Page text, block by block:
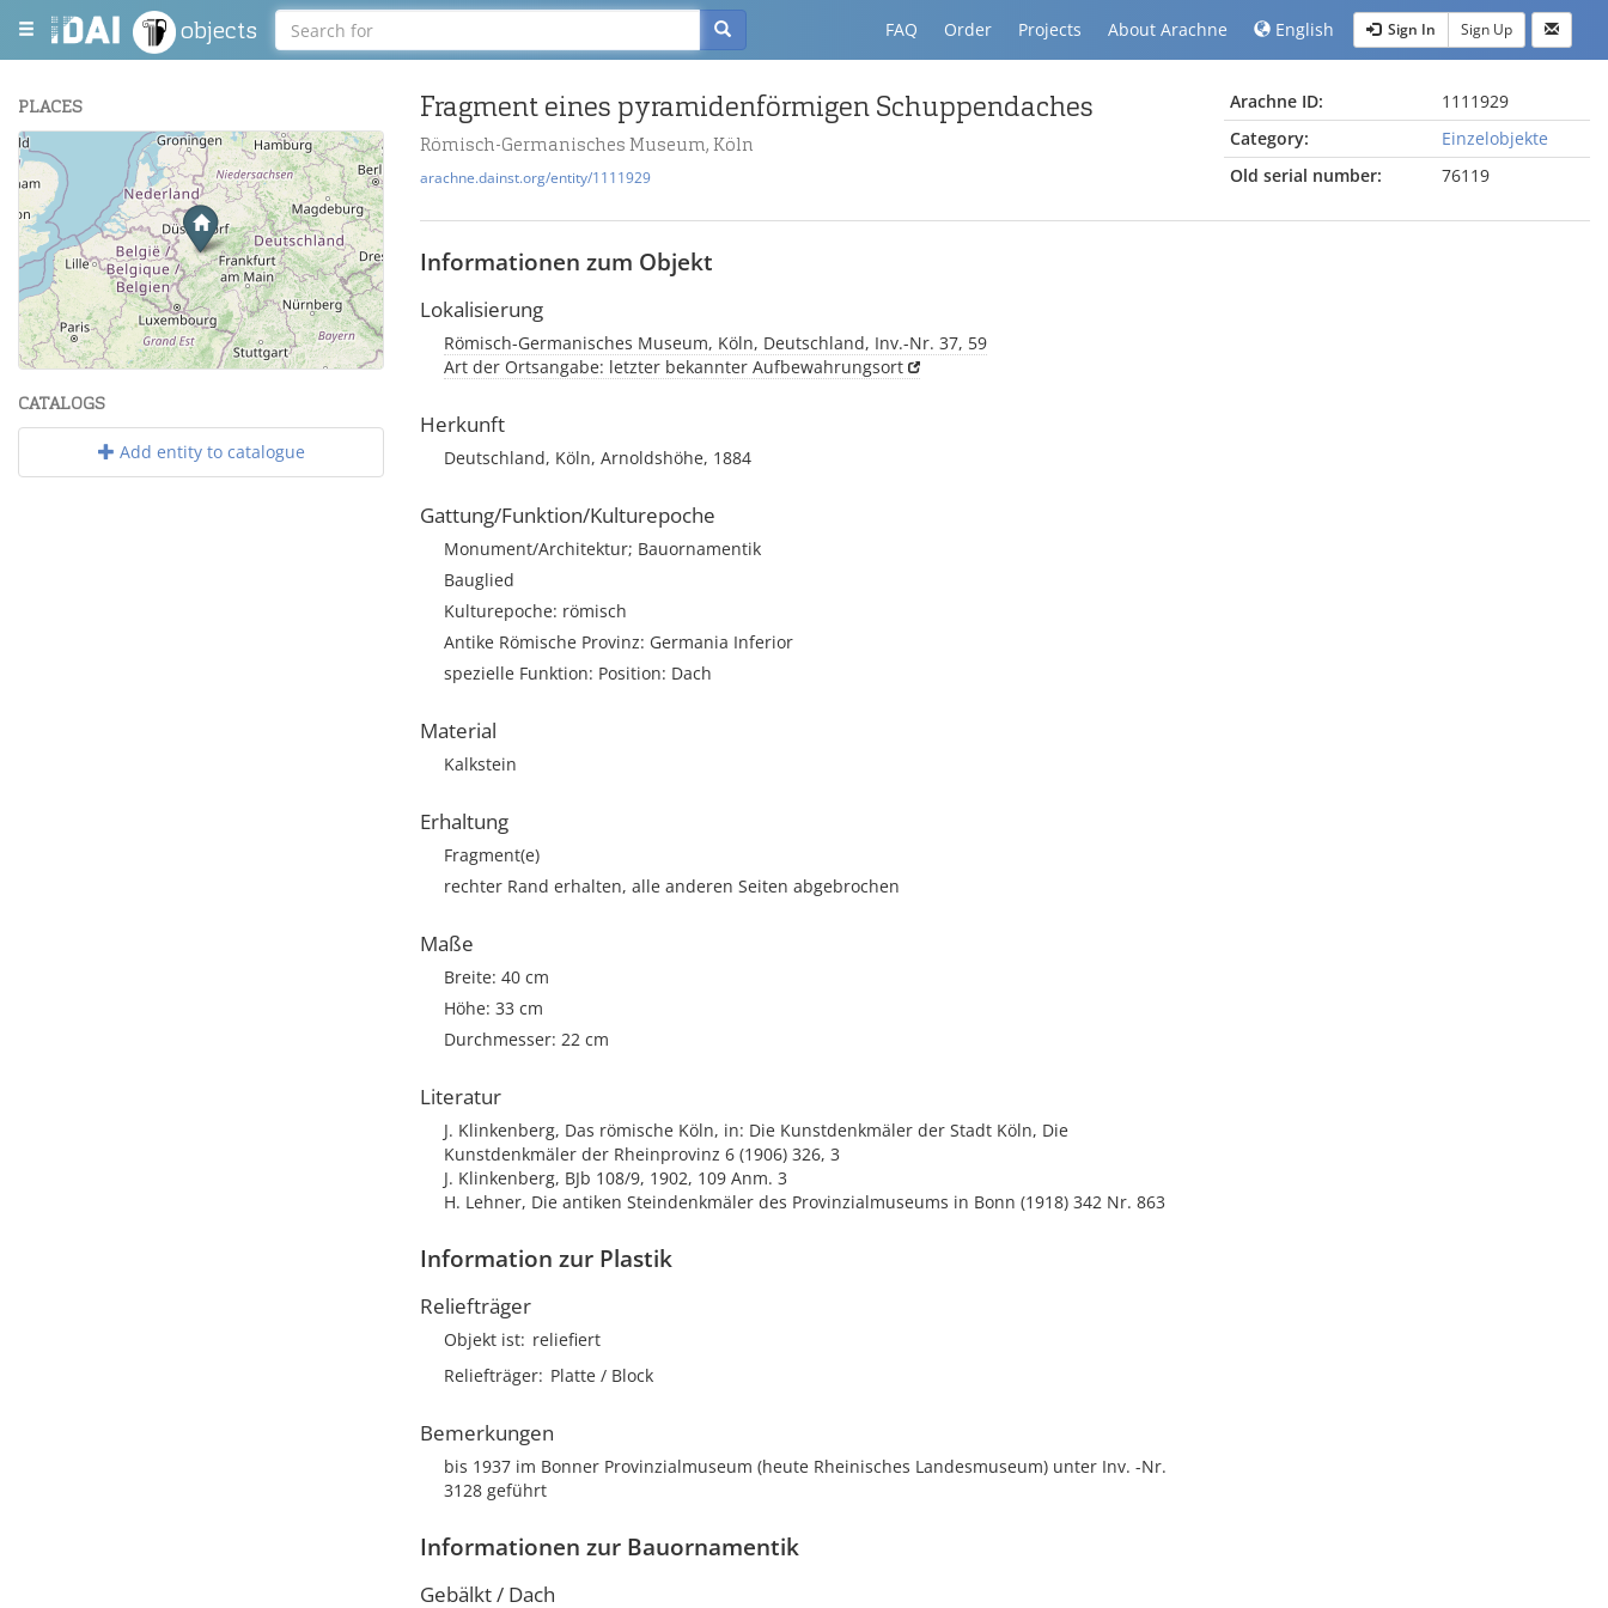
objects FAQ Order Projects About Arachne English Sign In Sign Up
PLACES
+
−
Leaflet| Maps and Data ©OpenStreetMap.
CATALOGS
Add entity to catalogue
Fragment eines pyramidenförmigen Schuppendaches
Römisch-Germanisches Museum, Köln
arachne.dainst.org/entity/1111929
Arachne ID:
1111929
Category:
Einzelobjekte
Old serial number:
76119
Informationen zum Objekt
Lokalisierung
Römisch-Germanisches Museum, Köln, Deutschland, Inv.-Nr. 37, 59
Art der Ortsangabe: letzter bekannter Aufbewahrungsort
Herkunft
Deutschland, Köln, Arnoldshöhe, 1884
Gattung/Funktion/Kulturepoche
Monument/Architektur; Bauornamentik
Bauglied
Kulturepoche: römisch
Antike Römische Provinz: Germania Inferior
spezielle Funktion: Position: Dach
Material
Kalkstein
Erhaltung
Fragment(e)
rechter Rand erhalten, alle anderen Seiten abgebrochen
Maße
Breite: 40 cm
Höhe: 33 cm
Durchmesser: 22 cm
Literatur
J. Klinkenberg, Das römische Köln, in: Die Kunstdenkmäler der Stadt Köln, Die
Kunstdenkmäler der Rheinprovinz 6 (1906) 326, 3
J. Klinkenberg, BJb 108/9, 1902, 109 Anm. 3
H. Lehner, Die antiken Steindenkmäler des Provinzialmuseums in Bonn (1918) 342 Nr. 863
Information zur Plastik
Reliefträger
Objekt ist reliefiert
Reliefträger Platte / Block
Bemerkungen
bis 1937 im Bonner Provinzialmuseum (heute Rheinisches Landesmuseum) unter Inv. -Nr.
3128 geführt
Informationen zur Bauornamentik
Gebälkt / Dach